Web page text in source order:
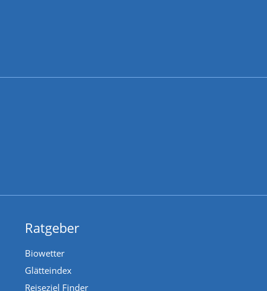
Ratgeber
Biowetter
Glätteindex
Reiseziel Finder